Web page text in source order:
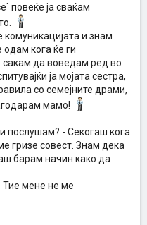
повеќе ја сваќам
комуникацијата и знам
одам кога ќе ги
сакам да воведам ред во
ја мојата сестра,
со семејните драми,
мамо!
послушам? - Секогаш кога
гризе совест. Знам дека
барам начин како да
Тие мене не ме